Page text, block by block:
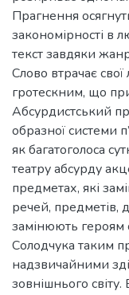
Прагнення
закономірності в
текст завдяки
Слово втрачає свої
гротескним, що
Абсурдистський
образної системи
як багатоголоса
театру абсурду
предметах, які
речей, предметів,
замінюють героям
Солодчука таким
надзвичайними
зовнішнього